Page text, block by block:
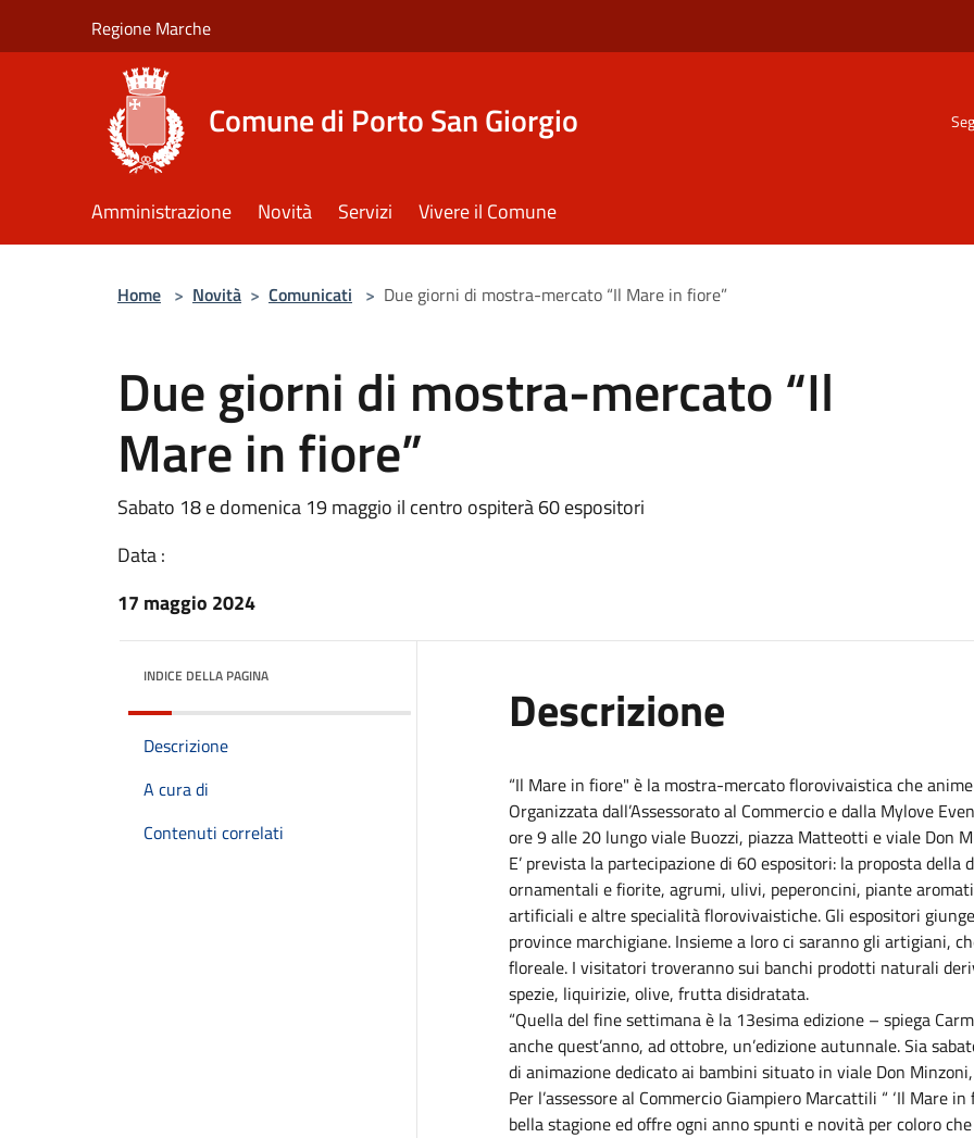
Regione Marche
Comune di Porto San Giorgio
Amministrazione Novità Servizi Vivere il Comune
Home > Novità > Comunicati > Due giorni di mostra-mercato “Il Mare in fiore”
Due giorni di mostra-mercato “Il
Mare in fiore”
Sabato 18 e domenica 19 maggio il centro ospiterà 60 espositori
Data :
17 maggio 2024
INDICE DELLA PAGINA
Descrizione
A cura di
Contenuti correlati
Descrizione
“Il Mare in fiore" è la mostra-mercato florovivaistica che
Organizzata dall’Assessorato al Commercio e dalla Mylove
ore 9 alle 20 lungo viale Buozzi, piazza Matteotti e viale Don
E’ prevista la partecipazione di 60 espositori: la proposta
ornamentali e fiorite, agrumi, ulivi, peperoncini, piante
artificiali e altre specialità florovivaistiche. Gli espositori
province marchigiane. Insieme a loro ci saranno gli artigiani,
floreale. I visitatori troveranno sui banchi prodotti naturali
spezie, liquirizie, olive, frutta disidratata.
“Quella del fine settimana è la 13esima edizione – spiega
anche quest’anno, ad ottobre, un’edizione autunnale. Sia
di animazione dedicato ai bambini situato in viale Don
Per l’assessore al Commercio Giampiero Marcattili “ ‘Il Mare
bella stagione ed offre ogni anno spunti e novità per coloro